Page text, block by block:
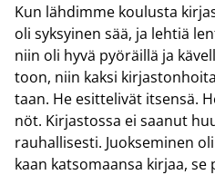
Kun läh­dim­me kou­lus­ta
oli syk­syi­nen sää, ja leh­tiä
niin oli hyvä pyö­räil­lä ja
toon, niin kaksi
taan. He esit­te­li­vät it­sen­sä.
nöt. Kir­jas­tos­sa ei saa­nut
rau­hal­li­ses­ti. Juok­se­mi­nen
kaan kat­so­maan­sa kir­jaa,